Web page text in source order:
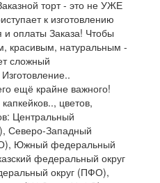
торт - это не УЖЕ
к изготовлению
оплаты Заказа! Чтобы
красивым, натуральным -
сложный
ещё крайне важного!
цветов,
Центральный
Северо-Западный
Южный федеральный
федеральный округ
округ (ПФО),